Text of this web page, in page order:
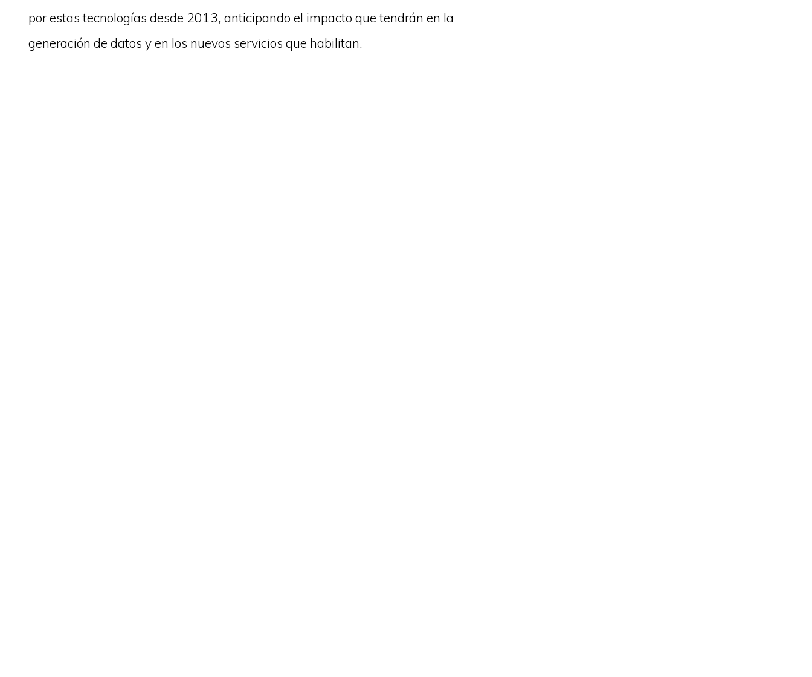
por estas tecnologías desde 2013, anticipando el impacto que tendrán en la
generación de datos y en los nuevos servicios que habilitan.